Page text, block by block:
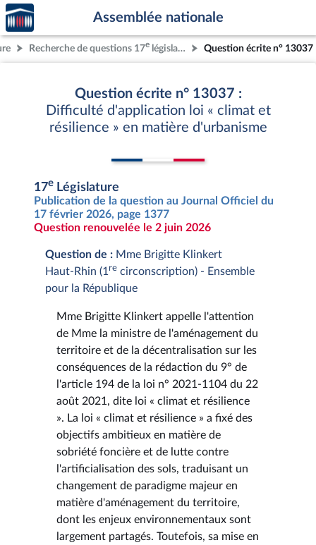
Aller au contenu
Aller en bas de la page
Accèder
à la
page
d'accueil
Assemblée nationale
Recherche de questions 17e législature Question écrite n° 13037
Question écrite n° 13037 :
Difficulté d'application loi « climat et
résilience » en matière d'urbanisme
17e Législature
Publication de la question au Journal Officiel du
17 février 2026, page 1377
Question renouvelée le 2 juin 2026
Question de : Mme Brigitte Klinkert
Haut-Rhin (1 re circonscription) - Ensemble
pour la République
Mme Brigitte Klinkert appelle l'attention
de Mme la ministre de l'aménagement du
territoire et de la décentralisation sur les
conséquences de la rédaction du 9° de
l'article 194 de la loi n° 2021-1104 du 22
août 2021, dite loi « climat et résilience
». La loi « climat et résilience » a fixé des
objectifs ambitieux en matière de
sobriété foncière et de lutte contre
l'artificialisation des sols, traduisant un
changement de paradigme majeur en
matière d'aménagement du territoire,
dont les enjeux environnementaux sont
largement partagés. Toutefois, sa mise en